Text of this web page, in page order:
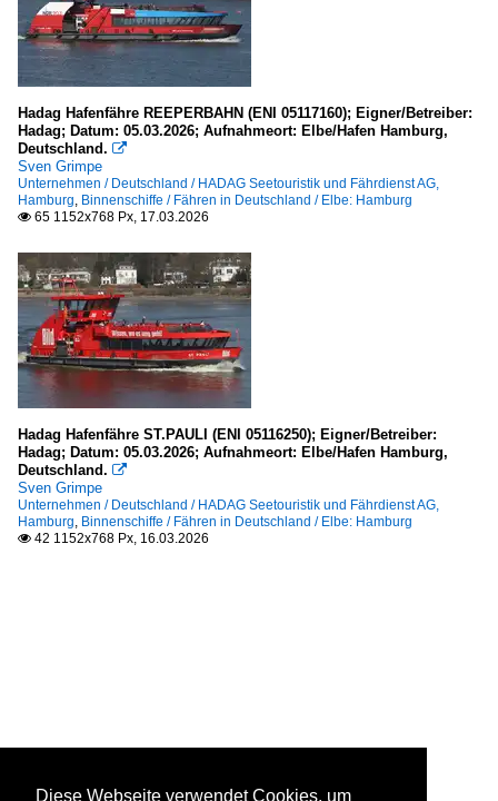
Hadag Hafenfähre REEPERBAHN (ENI 05117160); Eigner/Betreiber:
Hadag; Datum: 05.03.2026; Aufnahmeort: Elbe/Hafen Hamburg,
Deutschland. 
Sven Grimpe
Unternehmen / Deutschland / HADAG Seetouristik und Fährdienst AG,
Hamburg, Binnenschiffe / Fähren in Deutschland / Elbe: Hamburg
 65 1152x768 Px, 17.03.2026
Hadag Hafenfähre ST.PAULI (ENI 05116250); Eigner/Betreiber:
Hadag; Datum: 05.03.2026; Aufnahmeort: Elbe/Hafen Hamburg,
Deutschland. 
Sven Grimpe
Unternehmen / Deutschland / HADAG Seetouristik und Fährdienst AG,
Hamburg, Binnenschiffe / Fähren in Deutschland / Elbe: Hamburg
 42 1152x768 Px, 16.03.2026
Diese Webseite verwendet Cookies, um